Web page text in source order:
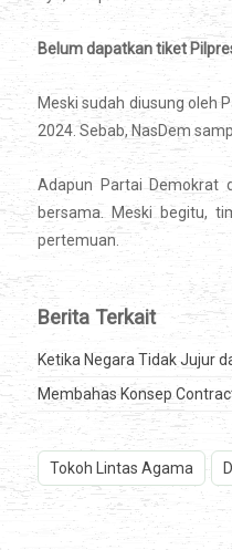
Belum dapatkan tiket
Meski sudah diusung oleh
2024. Sebab, NasDem
Adapun Partai Demokrat
bersama. Meski begitu,
pertemuan.
Berita Terkait
Ketika Negara Tidak Jujur
Membahas Konsep
Tokoh Lintas Agama